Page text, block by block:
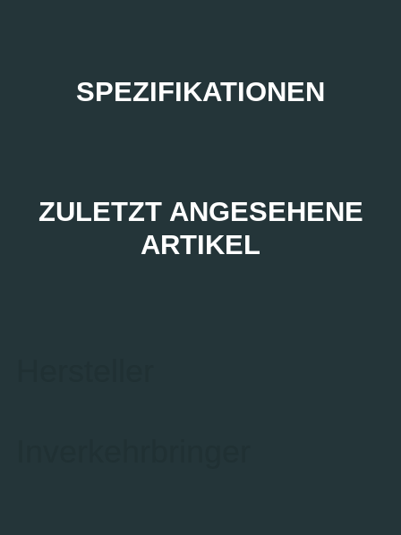
SPEZIFIKATIONEN
ZULETZT ANGESEHENE
ARTIKEL